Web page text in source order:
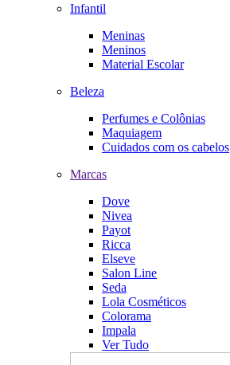
Infantil
Meninas
Meninos
Material Escolar
Beleza
Perfumes e Colônias
Maquiagem
Cuidados com os cabelos
Marcas
Dove
Nivea
Payot
Ricca
Elseve
Salon Line
Seda
Lola Cosméticos
Colorama
Impala
Ver Tudo